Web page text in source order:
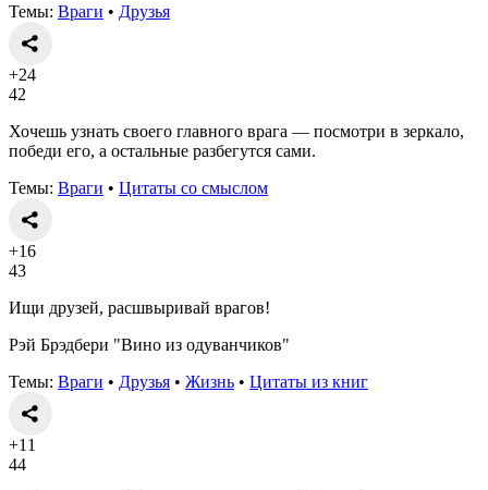
Темы: Враги • Друзья
+24
42
Хочешь узнать своего главного врага — посмотри в зеркало,
победи его, а остальные разбегутся сами.
Темы: Враги • Цитаты со смыслом
+16
43
Ищи друзей, расшвыривай врагов!
Рэй Брэдбери "Вино из одуванчиков"
Темы: Враги • Друзья • Жизнь • Цитаты из книг
+11
44